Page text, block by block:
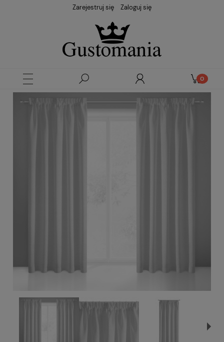
Zarejestruj się Zaloguj się